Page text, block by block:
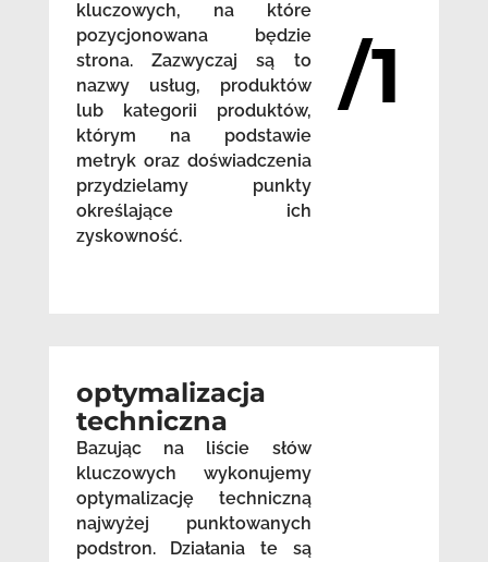
kluczowych, na które
pozycjonowana będzie
strona. Zazwyczaj są to
nazwy usług, produktów
lub kategorii produktów,
którym na podstawie
metryk oraz doświadczenia
przydzielamy punkty
określające ich
zyskowność.
/1
optymalizacja
techniczna
Bazując na liście słów
kluczowych wykonujemy
optymalizację techniczną
najwyżej punktowanych
podstron. Działania te są